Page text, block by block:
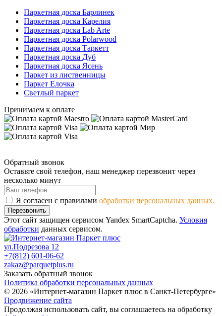
Паркетная доска Барлинек
Паркетная доска Карелия
Паркетная доска Lab Arte
Паркетная доска Polarwood
Паркетная доска Таркетт
Паркетная доска Дуб
Паркетная доска Ясень
Паркет из лиственницы
Паркет Елочка
Светлый паркет
Принимаем к оплате
Обратный звонок
Оставьте свой телефон, наш менеджер перезвонит через
несколько минут
Я согласен с правилами обработки персональных данных.
Перезвонить
Этот сайт защищен сервисом Yandex SmartCaptcha. Условия
обработки данных сервисом.
ул.Подрезова 12
+7(812) 601-06-62
zakaz@parquetplus.ru
Заказать обратный звонок
Политика обработки персональных данных
© 2026 «Интернет-магазин Паркет плюс в Санкт-Петербурге»
Продвижение сайта
Продолжая использовать сайт, вы соглашаетесь на обработку